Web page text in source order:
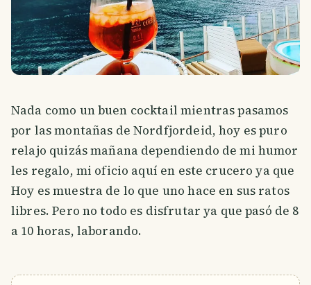
Nada como un buen cocktail mientras pasamos
por las montañas de Nordfjordeid, hoy es puro
relajo quizás mañana dependiendo de mi humor
les regalo, mi oficio aquí en este crucero ya que
Hoy es muestra de lo que uno hace en sus ratos
libres. Pero no todo es disfrutar ya que pasó de 8
a 10 horas, laborando.